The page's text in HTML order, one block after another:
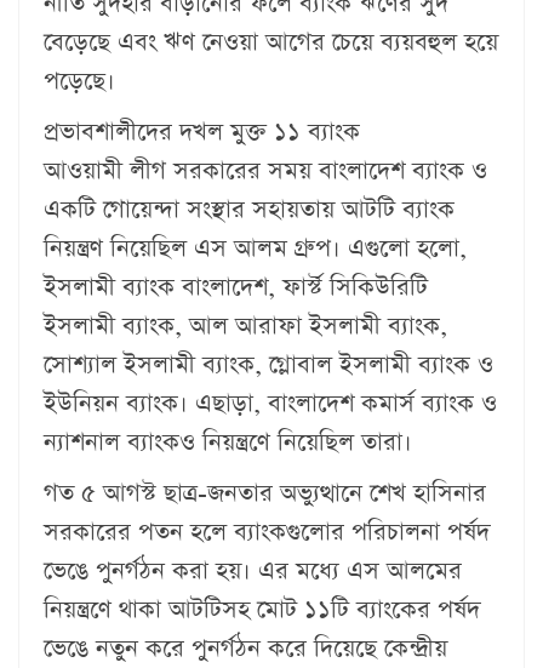
বেড়েছে এবং ঋণ নেওয়া আগের চেয়ে ব্যয়বহুল হয়ে
পড়েছে।
প্রভাবশালীদের দখল মুক্ত ১১ ব্যাংক
আওয়ামী লীগ সরকারের সময় বাংলাদেশ ব্যাংক ও
একটি গোয়েন্দা সংস্থার সহায়তায় আটটি ব্যাংক
নিয়ন্ত্রণ নিয়েছিল এস আলম গ্রুপ। এগুলো হলো,
ইসলামী ব্যাংক বাংলাদেশ, ফার্স্ট সিকিউরিটি
ইসলামী ব্যাংক, আল আরাফা ইসলামী ব্যাংক,
সোশ্যাল ইসলামী ব্যাংক, গ্লোবাল ইসলামী ব্যাংক ও
ইউনিয়ন ব্যাংক। এছাড়া, বাংলাদেশ কমার্স ব্যাংক ও
ন্যাশনাল ব্যাংকও নিয়ন্ত্রণে নিয়েছিল তারা।
গত ৫ আগস্ট ছাত্র-জনতার অভ্যুত্থানে শেখ হাসিনার
সরকারের পতন হলে ব্যাংকগুলোর পরিচালনা পর্ষদ
ভেঙে পুনর্গঠন করা হয়। এর মধ্যে এস আল‌মের
নিয়ন্ত্রণে থাকা আটটিসহ মোট ১১টি ব্যাংকের পর্ষদ
ভেঙে নতুন করে পুনর্গঠন করে দিয়েছে কেন্দ্রীয়